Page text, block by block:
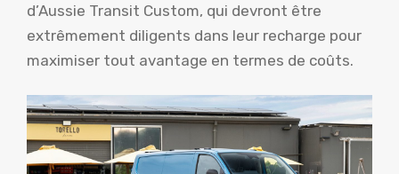
d’Aussie Transit Custom, qui devront être
extrêmement diligents dans leur recharge pour
maximiser tout avantage en termes de coûts.